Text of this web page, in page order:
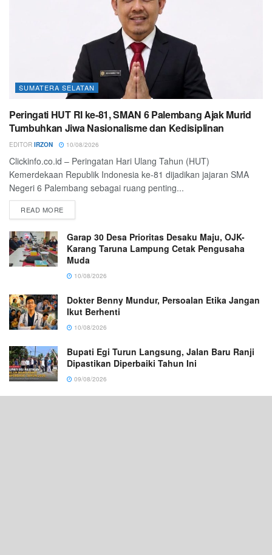
SUMATERA SELATAN
Peringati HUT RI ke-81, SMAN 6 Palembang Ajak Murid
Tumbuhkan Jiwa Nasionalisme dan Kedisiplinan
EDITOR IRZON 10/08/2026
Clickinfo.co.id – Peringatan Hari Ulang Tahun (HUT)
Kemerdekaan Republik Indonesia ke-81 dijadikan jajaran SMA
Negeri 6 Palembang sebagai ruang penting...
READ MORE
Garap 30 Desa Prioritas Desaku Maju, OJK-
Karang Taruna Lampung Cetak Pengusaha
Muda
10/08/2026
Dokter Benny Mundur, Persoalan Etika Jangan
Ikut Berhenti
10/08/2026
Bupati Egi Turun Langsung, Jalan Baru Ranji
Dipastikan Diperbaiki Tahun Ini
09/08/2026